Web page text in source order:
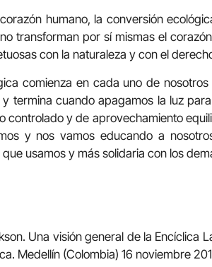
humano, la conversión
transforman por sí mismas el
con la naturaleza y con el
comienza en cada uno de
termina cuando apagamos la luz
controlado y de aprovechamiento
y nos vamos educando a
usamos y más solidaria con los
Una visión general de la Encíclica
Medellín (Colombia) 16 noviembre